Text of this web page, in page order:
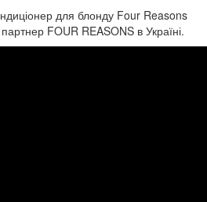
для блонду Four Reasons
FOUR REASONS в Україні.